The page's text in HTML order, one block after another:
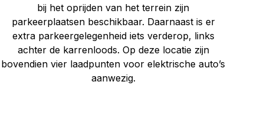
bij het oprijden van het terrein zijn
parkeerplaatsen beschikbaar. Daarnaast is er
extra parkeergelegenheid iets verderop, links
achter de karrenloods. Op deze locatie zijn
bovendien vier laadpunten voor elektrische auto’s
aanwezig.